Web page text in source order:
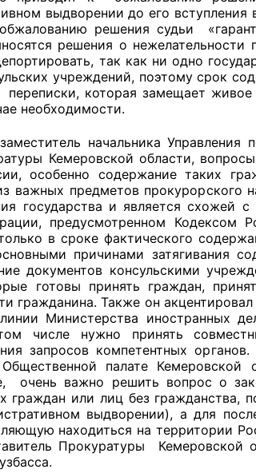
выдворении до его
решения судьи
решения о
так как ни одно
учреждений, поэтому срок
которая замещает
необходимости.
начальника Управления
Кемеровской области,
особенно содержание таких
важных предметов прокурорского
государства и является схожей
предусмотренном Кодексом
в сроке фактического
причинами затягивания
документов консульскими
готовы принять граждан,
гражданина. Также он
Министерства иностранных
числе нужно принять
запросов компетентных
палате Кемеровской
очень важно решить вопрос о
граждан или лиц без гражданства,
выдворении), а для
находиться на территории
Прокуратуры Кемеровской